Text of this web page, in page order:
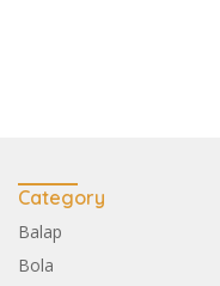
Category
Balap
Bola